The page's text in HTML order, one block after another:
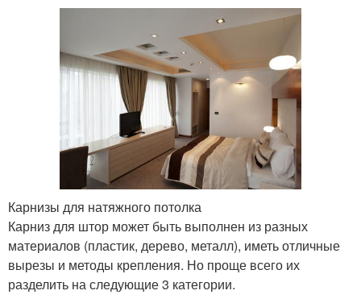
Карнизы для натяжного потолка
Карниз для штор может быть выполнен из разных
материалов (пластик, дерево, металл), иметь отличные
вырезы и методы крепления. Но проще всего их
разделить на следующие 3 категории.